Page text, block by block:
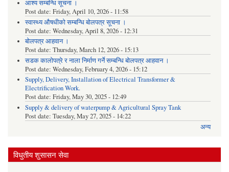
आश्य सम्बन्धि सूचना ।
Post date: Friday, April 10, 2026 - 11:58
स्वास्थ्य औषधीको सम्बन्धि बोलपत्र सूचना ।
Post date: Wednesday, April 8, 2026 - 12:31
बोलपत्र आहवान ।
Post date: Thursday, March 12, 2026 - 15:13
सडक कालोपत्रे र नाला निर्माण गर्ने सम्बन्धि बोलपत्र आहवान ।
Post date: Wednesday, February 4, 2026 - 15:12
Supply, Delivery, Installation of Electrical Transformer &
Electrification Work.
Post date: Friday, May 30, 2025 - 12:49
Supply & delivery of waterpump & Agricultural Spray Tank
Post date: Tuesday, May 27, 2025 - 14:22
अन्य
विधुतीय शुसासन सेवा